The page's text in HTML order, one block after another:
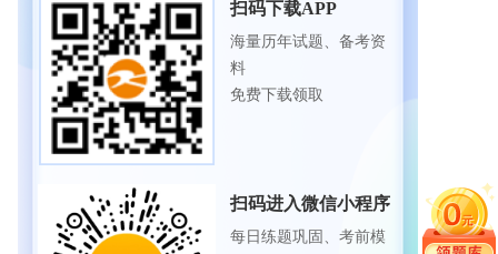
扫码下载APP
海量历年试题、备考资
料
免费下载领取
扫码进入微信小程序
每日练题巩固、考前模